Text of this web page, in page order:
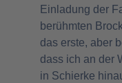
Einladung der
berühmten
das erste, aber
dass ich an der
in Schierke